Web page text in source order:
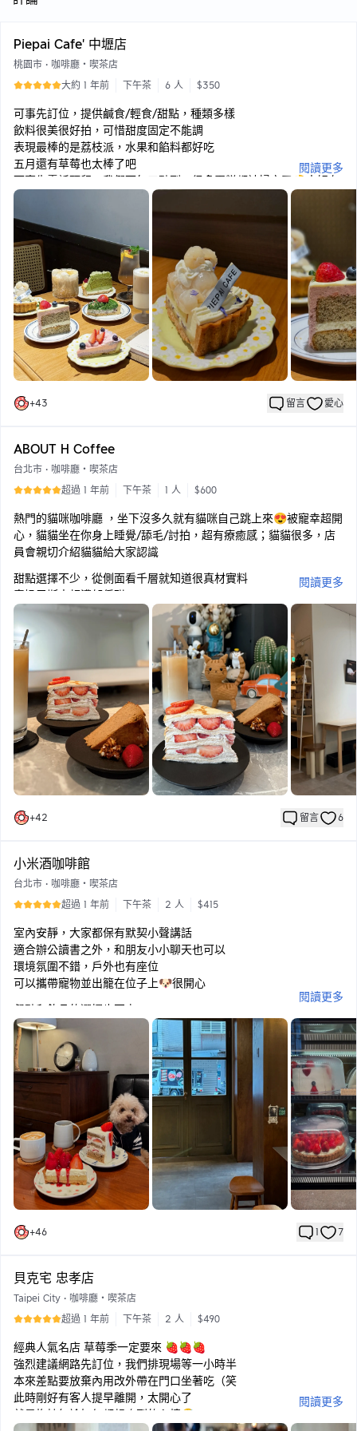
Piepai Cafe’ 中壢店
桃園市 • 咖啡廳・喫茶店
大約 1 年前
下午茶 6 人 $350
可事先訂位，提供鹹食/輕食/甜點，種類多樣
飲料很美很好拍，可惜甜度固定不能調
表現最棒的是荔枝派，水果和餡料都好吃
五月還有草莓也太棒了吧
可事先電話預留，我們下午三點到，很多蛋糕都被掃完了😆幸好有
預留
我們這次吃的：
♡︎ 雙莓生乳酪 160
♡︎ 貴妃甜甜派 220
♡︎ 抹茶紅豆派170
︎♡︎ 伯爵夫人蛋糕 130
♡︎ 金萱蜜蘋果切片190
♡︎ 和菓子奶茶 180
♡︎ 小清新茉莉鮮奶茶 160
♡︎ 冰球咖啡 190
︎♡︎ 荔枝接骨木氣泡飲 160
♡︎ 哈密瓜瓜優酪乳 180
閱讀更多
+43 留言 愛心
ABOUT H Coffee
台北市 • 咖啡廳・喫茶店
超過 1 年前
下午茶 1 人 $600
熱門的貓咪咖啡廳 ，坐下沒多久就有貓咪自己跳上來😍被寵幸超開
心，貓貓坐在你身上睡覺/舔毛/討拍，超有療癒感；貓貓很多，店
員會親切介紹貓貓給大家認識
甜點選擇不少，從側面看千層就知道很真材實料
泰奶巴斯克超濃郁偏甜
我點的這兩個我都蠻喜歡的（笑
飲料比較中規中矩，調配比例不太習慣
🔖草莓千層 260
🔖泰式奶茶巴斯克 230
🔖蕎麥鮮奶 110
低消飲品一杯， 可事先網路/電話訂位
閱讀更多
+42 留言 6
小米酒咖啡館
台北市 • 咖啡廳・喫茶店
超過 1 年前
下午茶 2 人 $415
室內安靜，大家都保有默契小聲講話
適合辦公讀書之外，和朋友小小聊天也可以
環境氛圍不錯，戶外也有座位
可以攜帶寵物並出籠在位子上🐶很開心
餐點和飲品的選擇也不少
甜點櫃的品項看了都很心動💓
我們點的乳酪塔很濃郁！塔皮好吃
鮮奶油的甜膩度也恰好，吃的心滿意足
咖啡上的愛心狗狗拉花超可愛😍
附上艾緒爸爸腿上的發財和拉花合照 🤣
如果在我住家附近，我回訪率一定超高
我們這次點的：
♡ 卡布奇諾 150
♡ 福岡甘王草莓鮮奶油蛋糕260
♡ 草莓乳酪塔 240
♡ 手沖咖啡/美蒂娜/水洗/瓜地馬拉 180
閱讀更多
+46 1 7
貝克宅 忠孝店
Taipei City • 咖啡廳・喫茶店
超過 1 年前
下午茶 2 人 $490
經典人氣名店 草莓季一定要來 🍓🍓🍓
強烈建議網路先訂位，我們排現場等一小時半
本來差點要放棄內用改外帶在門口坐著吃（笑
此時剛好有客人提早離開，太開心了
就是抱持無論如何都想吃到的心情🤣
閱讀更多